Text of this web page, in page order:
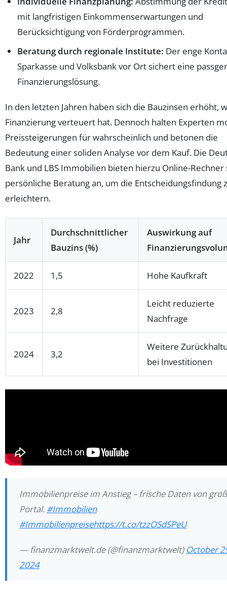
mit langfristigen Einkommenserwartungen und
Berücksichtigung von Förderprogrammen.
Beratung durch regionale Institute: Der enge
Sparkasse und Volksbank vor Ort sichert eine
Finanzierungslösung.
In den letzten Jahren haben sich die Bauzinsen erhöht,
Finanzierung verteuert hat. Dennoch halten Experten
Preissteigerungen für wahrscheinlich und betonen die
Bedeutung einer soliden Analyse vor dem Kauf. Die
Bank und LBS Immobilien bieten hierzu Online-Rechner
persönliche Beratung an, um die Entscheidungsfindung
erleichtern.
Jahr
Durchschnittlicher
Bauzins (%)
Auswirkung auf
2022 1,5 Hohe Kaufkraft
2023 2,8
Leicht reduzierte
Nachfrage
2024 3,2
Weitere
bei Investitionen
Immobilienpreise im Anstieg – frische Daten von
Portal. #Immobilien
#Immobilienpreisehttps://t.co/tzzOSdSPeU
— finanzmarktwelt.de (@finanzmarktwelt) October
2024